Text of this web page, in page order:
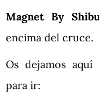
Magnet By
encima del cruce.
Os dejamos
para ir: